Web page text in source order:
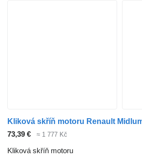
73,39 € ≈ 1 777 Kč
Kliková skříň motoru